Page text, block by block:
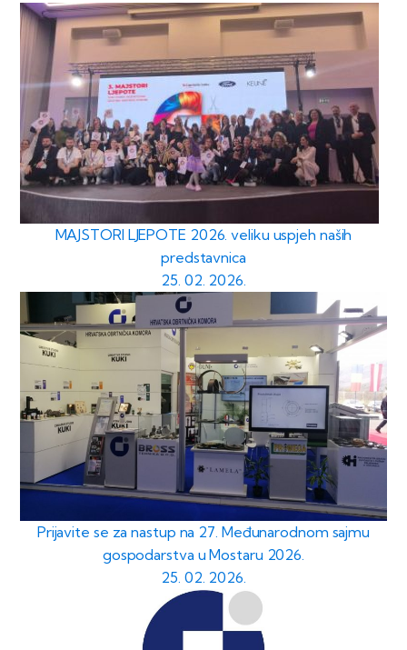
MAJSTORI LJEPOTE 2026. veliku uspjeh naših
predstavnica
25. 02. 2026.
Prijavite se za nastup na 27. Međunarodnom sajmu
gospodarstva u Mostaru 2026.
25. 02. 2026.